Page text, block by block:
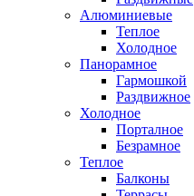
Алюминиевые
Теплое
Холодное
Панорамное
Гармошкой
Раздвижное
Холодное
Порталное
Безрамное
Теплое
Балконы